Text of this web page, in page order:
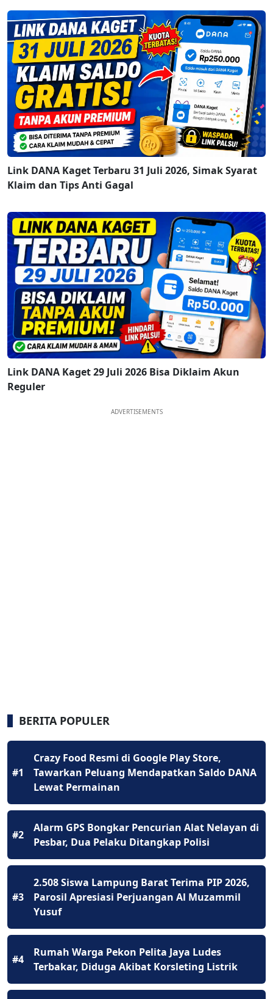
Link DANA Kaget Terbaru 31 Juli 2026, Simak Syarat
Klaim dan Tips Anti Gagal
Link DANA Kaget 29 Juli 2026 Bisa Diklaim Akun
Reguler
ADVERTISEMENTS
BERITA POPULER
#1
Crazy Food Resmi di Google Play Store,
Tawarkan Peluang Mendapatkan Saldo DANA
Lewat Permainan
#2
Alarm GPS Bongkar Pencurian Alat Nelayan di
Pesbar, Dua Pelaku Ditangkap Polisi
#3
2.508 Siswa Lampung Barat Terima PIP 2026,
Parosil Apresiasi Perjuangan Al Muzammil
Yusuf
#4
Rumah Warga Pekon Pelita Jaya Ludes
Terbakar, Diduga Akibat Korsleting Listrik